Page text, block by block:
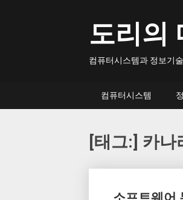
도리의
컴퓨터시스템과 정보기
컴퓨터시스템
[태그:] 카나